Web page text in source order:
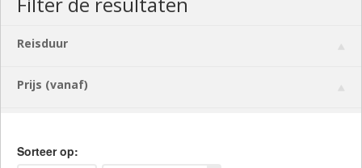
Reisduur
Prijs (vanaf)
Sorteer op: